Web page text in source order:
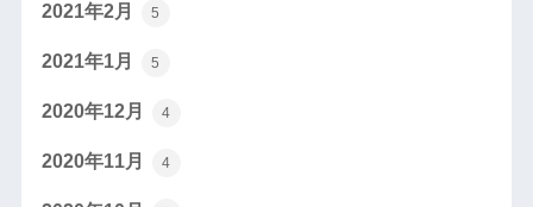
2021年2月 5
2021年1月 5
2020年12月 4
2020年11月 4